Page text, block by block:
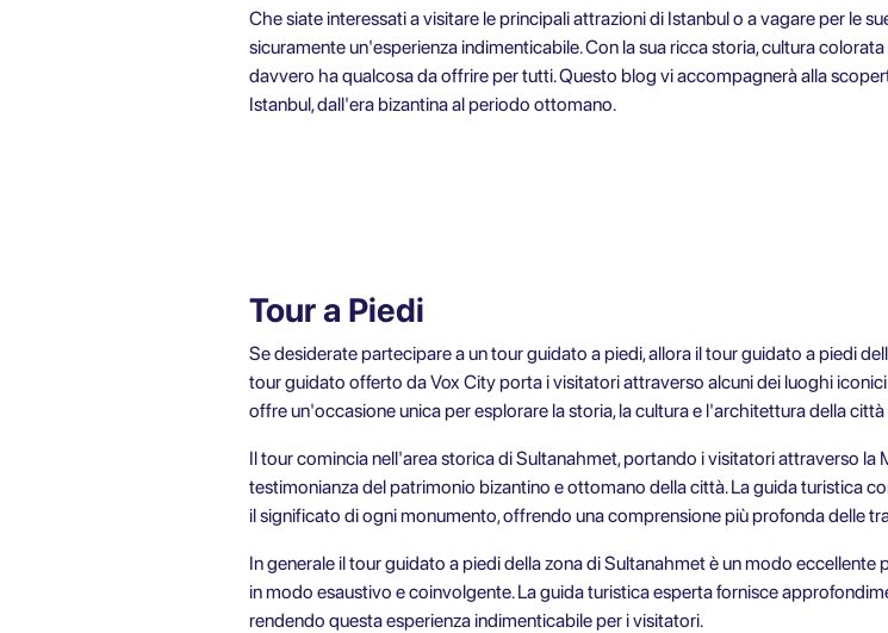
Che siate interessati a visitare le principali attrazioni di Istanbul o a vagare per le
sicuramente un'esperienza indimenticabile. Con la sua ricca storia, cultura
davvero ha qualcosa da offrire per tutti. Questo blog vi accompagnerà alla
Istanbul, dall'era bizantina al periodo ottomano.
Tour a Piedi
Se desiderate partecipare a un tour guidato a piedi, allora iltour guidato a piedi
tour guidato offerto da Vox City porta i visitatori attraverso alcuni dei luoghi
offre un'occasione unica per esplorare la storia, la cultura e l'architettura della
Il tour comincia nell'area storica di Sultanahmet, portando i visitatori attraverso la
testimonianza del patrimonio bizantino e ottomano della città. La guida turistica
il significato di ogni monumento, offrendo una comprensione più profonda delle
In generale il tour guidato a piedi della zona di Sultanahmet è un modo
in modo esaustivo e coinvolgente. La guida turistica esperta fornisce
rendendo questa esperienza indimenticabile per i visitatori.